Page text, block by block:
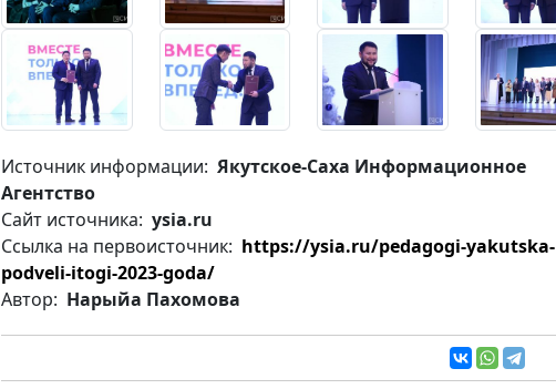
Источник информации: Якутское-Саха Информационное
Агентство
Сайт источника: ysia.ru
Ссылка на первоисточник: https://ysia.ru/pedagogi-yakutska-
podveli-itogi-2023-goda/
Автор: Нарыйа Пахомова